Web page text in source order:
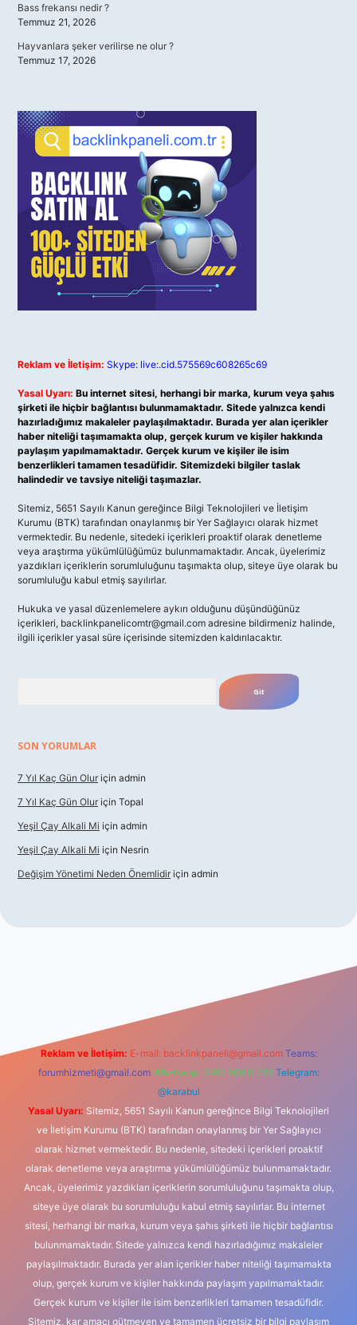
Bass frekansı nedir ?
Temmuz 21, 2026
Hayvanlara şeker verilirse ne olur ?
Temmuz 17, 2026
Reklam ve İletişim: Skype: live:.cid.575569c608265c69
Yasal Uyarı: Bu internet sitesi, herhangi bir marka, kurum veya şahıs
şirketi ile hiçbir bağlantısı bulunmamaktadır. Sitede yalnızca kendi
hazırladığımız makaleler paylaşılmaktadır. Burada yer alan içerikler
haber niteliği taşımamakta olup, gerçek kurum ve kişiler hakkında
paylaşım yapılmamaktadır. Gerçek kurum ve kişiler ile isim
benzerlikleri tamamen tesadüfidir. Sitemizdeki bilgiler taslak
halindedir ve tavsiye niteliği taşımazlar.
Sitemiz, 5651 Sayılı Kanun gereğince Bilgi Teknolojileri ve İletişim
Kurumu (BTK) tarafından onaylanmış bir Yer Sağlayıcı olarak hizmet
vermektedir. Bu nedenle, sitedeki içerikleri proaktif olarak denetleme
veya araştırma yükümlülüğümüz bulunmamaktadır. Ancak, üyelerimiz
yazdıkları içeriklerin sorumluluğunu taşımakta olup, siteye üye olarak bu
sorumluluğu kabul etmiş sayılırlar.
Hukuka ve yasal düzenlemelere aykırı olduğunu düşündüğünüz
içerikleri, backlinkpanelicomtr@gmail.com adresine bildirmeniz halinde,
ilgili içerikler yasal süre içerisinde sitemizden kaldırılacaktır.
SON YORUMLAR
7 Yıl Kaç Gün Olur için admin
7 Yıl Kaç Gün Olur için Topal
Yeşil Çay Alkali Mi için admin
Yeşil Çay Alkali Mi için Nesrin
Değişim Yönetimi Neden Önemlidir için admin
Reklam ve İletişim: E-mail: backlinkpaneli@gmail.com Teams:
forumhizmeti@gmail.com Whatsapp: 0262 606 0 726 Telegram:
@karabul
Yasal Uyarı: Sitemiz, 5651 Sayılı Kanun gereğince Bilgi Teknolojileri
ve İletişim Kurumu (BTK) tarafından onaylanmış bir Yer Sağlayıcı
olarak hizmet vermektedir. Bu nedenle, sitedeki içerikleri proaktif
olarak denetleme veya araştırma yükümlülüğümüz bulunmamaktadır.
Ancak, üyelerimiz yazdıkları içeriklerin sorumluluğunu taşımakta olup,
siteye üye olarak bu sorumluluğu kabul etmiş sayılırlar. Bu internet
sitesi, herhangi bir marka, kurum veya şahıs şirketi ile hiçbir bağlantısı
bulunmamaktadır. Sitede yalnızca kendi hazırladığımız makaleler
paylaşılmaktadır. Burada yer alan içerikler haber niteliği taşımamakta
olup, gerçek kurum ve kişiler hakkında paylaşım yapılmamaktadır.
Gerçek kurum ve kişiler ile isim benzerlikleri tamamen tesadüfidir.
Sitemiz, kar amacı gütmeyen ve tamamen ücretsiz bir bilgi paylaşım